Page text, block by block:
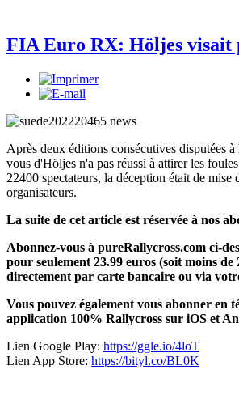
FIA Euro RX: Höljes visait
Après deux éditions consécutives disputées
vous d'Höljes n'a pas réussi à attirer les
22400 spectateurs, la déception était de mise
organisateurs.
La suite de cet article est réservée à nos
Abonnez-vous à pureRallycross.com ci-
pour seulement 23.99 euros (soit moins de
directement par carte bancaire ou via
Vous pouvez également vous abonner en
application 100% Rallycross sur iOS et
Lien Google Play: https://ggle.io/4loT
Lien App Store: https://bityl.co/BL0K